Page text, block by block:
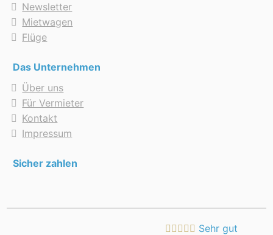
Newsletter
Mietwagen
Flüge
Das Unternehmen
Über uns
Für Vermieter
Kontakt
Impressum
Sicher zahlen
Sehr gut